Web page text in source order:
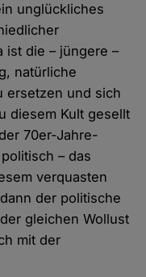
unglückliches
ist die – jüngere –
natürliche
ersetzen und sich
diesem Kult gesellt
70er-Jahre-
– das
verquasten
der politische
gleichen Wollust
mit der